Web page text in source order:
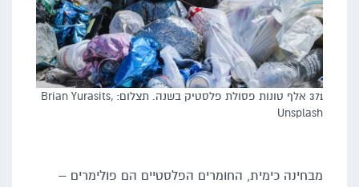
371 אלף טונות פסולת פלסטיק בשנה. תצלום: Brian Yurasits,
Unsplash
מבחינה כימית, החומרים הפלסטיים הם פולימרים –